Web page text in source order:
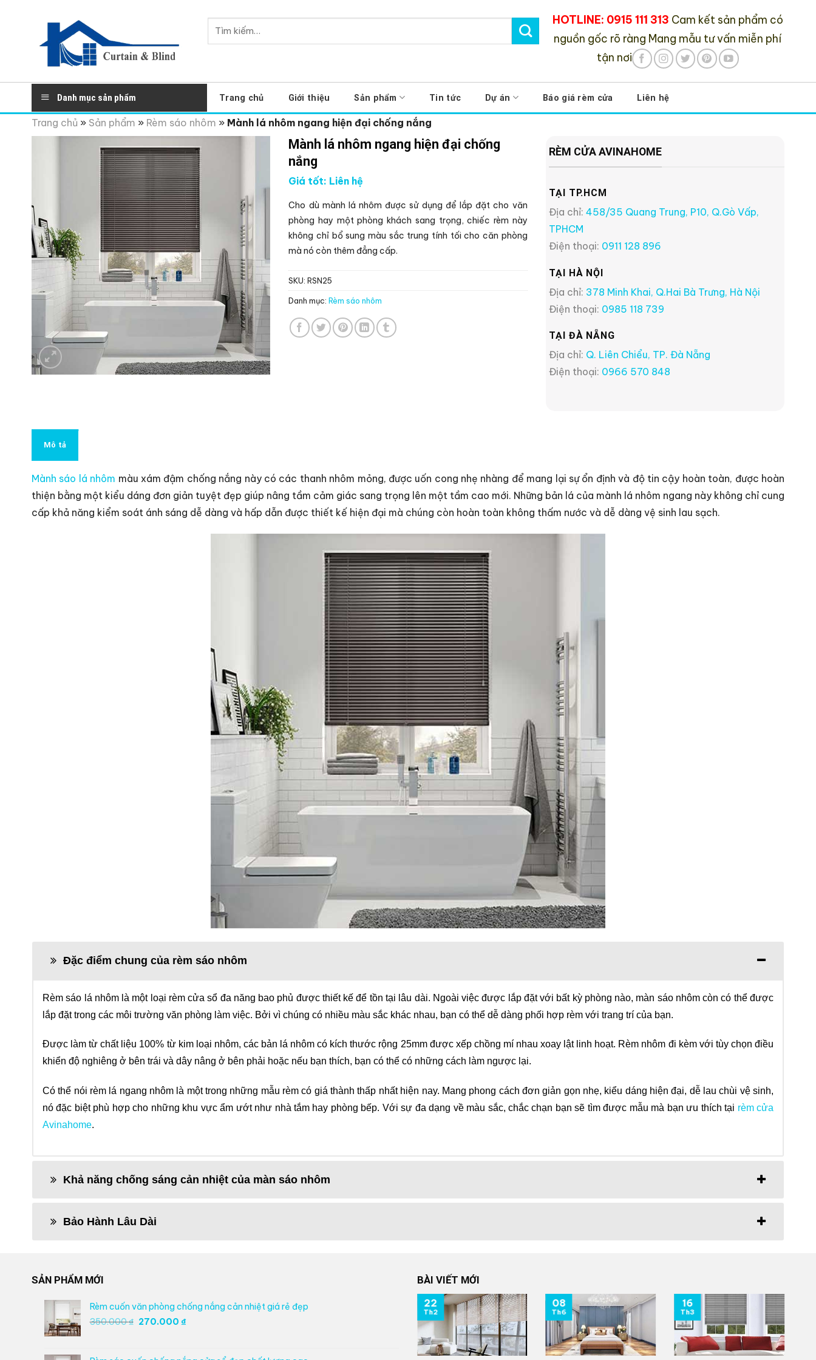
Tìm
kiếm:
HOTLINE: 0915 111 313 Cam kết sản phẩm có
nguồn gốc rõ ràng Mang mẫu tư vấn miễn phí
tận nơi
Danh mục sản phẩm Trang chủ Giới thiệu Sản phẩm Tin tức Dự án Báo giá rèm cửa Liên hệ
Trang chủ » Sản phẩm » Rèm sáo nhôm » Mành lá nhôm ngang hiện đại chống nắng
Mành lá nhôm ngang hiện đại chống
nắng
Giá tốt: Liên hệ
Cho dù mành lá nhôm được sử dụng để lắp đặt cho văn
phòng hay một phòng khách sang trọng, chiếc rèm này
không chỉ bổ sung màu sắc trung tính tối cho căn phòng
mà nó còn thêm đẳng cấp.
SKU:RSN25
Danh mục:Rèm sáo nhôm
RÈM CỬA AVINAHOME
TẠI TP.HCM
Địa chỉ: 458/35 Quang Trung, P10, Q.Gò Vấp,
TPHCM
Điện thoại: 0911 128 896
TẠI HÀ NỘI
Địa chỉ: 378 Minh Khai, Q.Hai Bà Trưng, Hà Nội
Điện thoại: 0985 118 739
TẠI ĐÀ NẴNG
Địa chỉ: Q. Liên Chiểu, TP. Đà Nẵng
Điện thoại: 0966 570 848
Mô tả
Mành sáo lá nhôm màu xám đậm chống nắng này có các thanh nhôm mỏng, được uốn cong nhẹ nhàng để mang lại sự ổn định và độ tin cậy hoàn toàn, được hoàn
thiện bằng một kiểu dáng đơn giản tuyệt đẹp giúp nâng tầm cảm giác sang trọng lên một tầm cao mới. Những bản lá của mành lá nhôm ngang này không chỉ cung
cấp khả năng kiểm soát ánh sáng dễ dàng và hấp dẫn được thiết kế hiện đại mà chúng còn hoàn toàn không thấm nước và dễ dàng vệ sinh lau sạch.
Đặc điểm chung của rèm sáo nhôm
Rèm sáo lá nhôm là một loại rèm cửa sổ đa năng bao phủ được thiết kế để tồn tại lâu dài. Ngoài việc được lắp đặt với bất kỳ phòng nào, màn sáo nhôm còn có thể được
lắp đặt trong các môi trường văn phòng làm việc. Bởi vì chúng có nhiều màu sắc khác nhau, bạn có thể dễ dàng phối hợp rèm với trang trí của bạn.
Được làm từ chất liệu 100% từ kim loại nhôm, các bản lá nhôm có kích thước rộng 25mm được xếp chồng mí nhau xoay lật linh hoạt. Rèm nhôm đi kèm với tùy chọn điều
khiển độ nghiêng ở bên trái và dây nâng ở bên phải hoặc nếu bạn thích, bạn có thể có những cách làm ngược lại.
Có thể nói rèm lá ngang nhôm là một trong những mẫu rèm có giá thành thấp nhất hiện nay. Mang phong cách đơn giản gọn nhẹ, kiểu dáng hiện đại, dễ lau chùi vệ sinh,
nó đặc biệt phù hợp cho những khu vực ẩm ướt như nhà tắm hay phòng bếp. Với sự đa dạng về màu sắc, chắc chạn bạn sẽ tìm được mẫu mà bạn ưu thích tại rèm cửa
Avinahome.
Khả năng chống sáng cản nhiệt của màn sáo nhôm
Bảo Hành Lâu Dài
SẢN PHẨM MỚI
Rèm cuốn văn phòng chống nắng cản nhiệt giá rẻ đẹp
350.000₫ Giá
270.000 ₫Giá
BÀI VIẾT MỚI
22
Th2
08
Th6
16
Th3